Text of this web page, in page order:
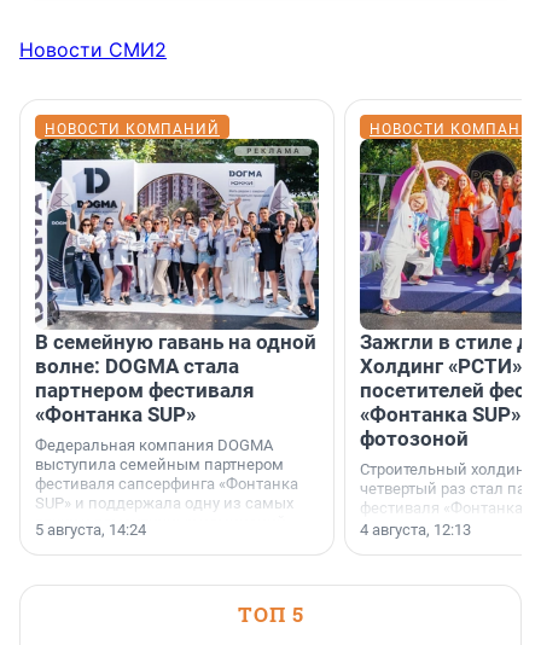
Новости СМИ2
НОВОСТИ КОМПАНИЙ
В семейную гавань на одной
волне: DOGMA стала
партнером фестиваля
«Фонтанка SUP»
Федеральная компания DOGMA
выступила семейным партнером
фестиваля сапсерфинга «Фонтанка
SUP» и поддержала одну из самых
ярких и романтичных номинаций —
«SUP-свадьба».
5 августа, 14:24
НОВОСТИ
Зажгли в стиле
Холдинг «РСТИ»
посетителей
«Фонтанка SUP»
фотозоной
Строительный холдинг
четвертый раз стал
фестиваля «Фонтанка
раз компания
посетителям
4 августа, 12:13
ТОП 5